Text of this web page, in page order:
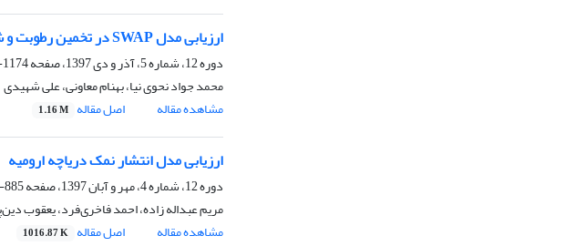
ارزیابی مدل SWAP در تخمین رطوبت و شوری پروفیل خاک (مطالعه موردی منطقه بیرجند)
دوره 12، شماره 5، آذر و دی 1397، صفحه
1174-1188
محمد جواد نحوی نیا، بهنام معاونی، علی شهیدی
مشاهده مقاله
اصل مقاله 1.16 M
ارزیابی مدل انتشار نمک دریاچه ارومیه
دوره 12، شماره 4، مهر و آبان 1397، صفحه
885-893
مریم عبداله زاده، احمد فاخری‌فرد، یعقوب
مشاهده مقاله
اصل مقاله 1016.87 K